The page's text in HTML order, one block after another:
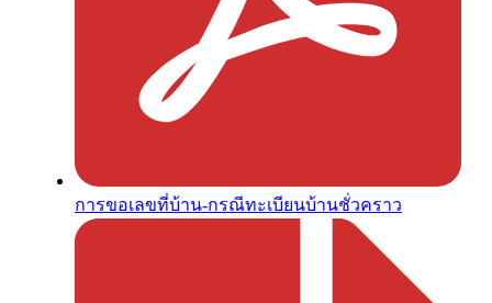
การขอเลขที่บ้าน-กรณีทะเบียนบ้านชั่วคราว